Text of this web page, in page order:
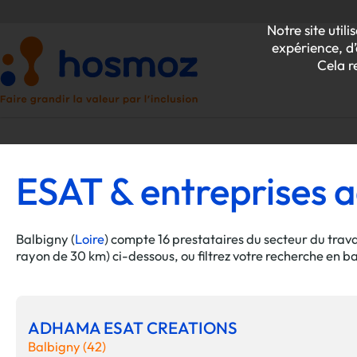
Notre site
expérience,
Cela
ESAT & entreprises
Balbigny (Loire) compte 16 prestataires du secteur du
rayon de 30 km) ci-dessous, ou filtrez votre recherche en
ADHAMA ESAT CREATIONS
Balbigny (42)